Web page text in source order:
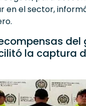
en el sector,
del
la captura